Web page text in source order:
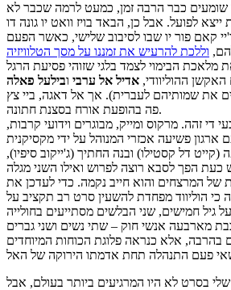
שומעים כבר הרבה זמן, כמעט לרמה שכבר לא
לפועל. אבל כן, הבאד בויז וואט יו גונה דו
ד'יי קאם פור יו שבו לסיבוב שלישי, כאשר הפעם
וללכת להרעיש את זמננו על מסך הטלוויזיה
מלאכת הבימוי לצמד בלגי שזוהי פסיעת הרגל
ההוליוודי, אדיל אל ערבי ובילעל פאלה
את שמותיהם לעברית). אך אל דאגה, ביי צץ
פה בהופעת אורח בסצנת חתונה.
די זהה. מרקוס ומייק, מבוגרים וידועי קרבות,
ארגון פשיעה אכזרי המנוהל על ידי מקסיקנית
דל קסטילו) ובנה החתיך (ג'ייקוב סיפיו),
הפך לסבא רוצה לפרוש ואילו השני מגלה
המרצחים והוא חייב נקמה. כדי לעדכן את
כי הוליווד מפחדת להשעין סרט רב תקציב על
גיל חמישים, שני הבלשים מסתייעים בחולייה
מארבעה אנשי חוק – שתי נשים ושני גברים
אלא כנראה פלוגת הכוחות המיוחדים
בסרט לא היו המרגיעים ביותר בעולם, אבל